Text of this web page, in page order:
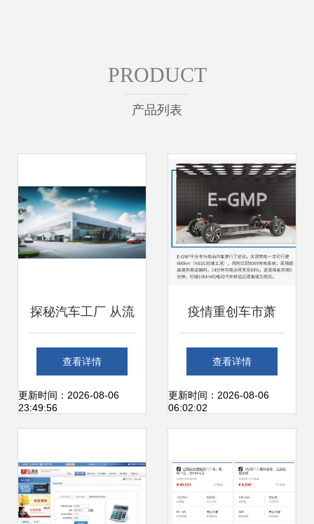
PRODUCT
产品列表
探秘汽车工厂 从流
水线到圆梦驾驶
查看详情
更新时间：2026-08-06
23:49:56
疫情重创车市萧
条，产品大年的北
现依旧亮点十足
查看详情
更新时间：2026-08-06
06:02:02